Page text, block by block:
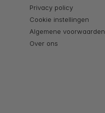
Privacy policy
Cookie instellingen
Algemene voorwaarden
Over ons